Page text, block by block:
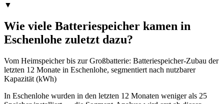
▼
Wie viele Batteriespeicher kamen in
Eschenlohe zuletzt dazu?
Vom Heimspeicher bis zur Großbatterie: Batteriespeicher-Zubau der
letzten 12 Monate in Eschenlohe, segmentiert nach nutzbarer
Kapazität (kWh)
In Eschenlohe wurden in den letzten 12 Monaten weniger als 25